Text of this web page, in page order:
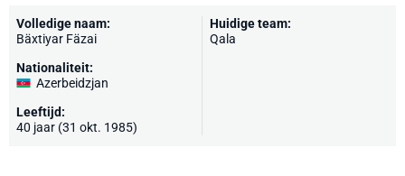
Volledige naam:
Bäxtiyar Fäzai
Nationaliteit:
Azerbeidzjan
Leeftijd:
40 jaar (31 okt. 1985)
Huidige team:
Qala